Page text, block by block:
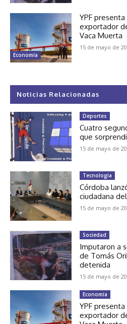
Economía
YPF
exportador
Vaca Muerta
15 de mayo de
Noticias Relacionadas
Deportes
Cuatro
que
15 de mayo de
Tecnología
Córdoba
ciudadana
15 de mayo de
Sociedad
Imputaron a
de Tomás
detenida
15 de mayo de
Economía
YPF
exportador